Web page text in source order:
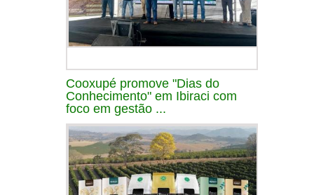
Cooxupé promove "Dias do
Conhecimento" em Ibiraci com
foco em gestão ...